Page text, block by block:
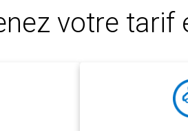
votre tarif